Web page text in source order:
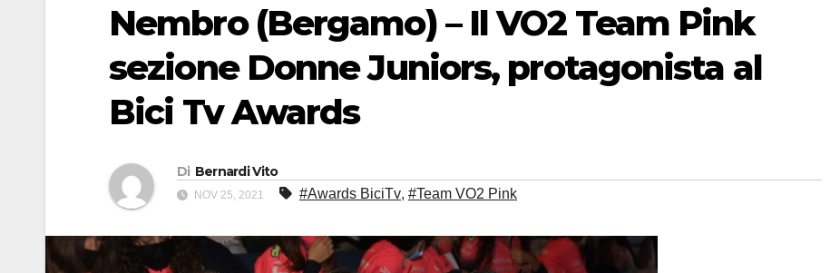
Nembro (Bergamo) – Il VO2 Team Pink
sezione Donne Juniors, protagonista al
Bici Tv Awards
Di Bernardi Vito
NOV 25, 2021 #Awards BiciTv, #Team VO2 Pink